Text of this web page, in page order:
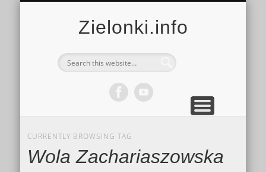
Zielonki.info
CURRENTLY BROWSING TAG
Wola Zachariaszowska